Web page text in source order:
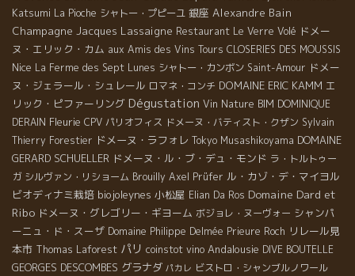
Katsumi La Pioche シャトー・プピーユ 銀座 Alexandre Bain
Champagne Jacques Lassaigne Restaurant Le Verre Volé ドメー
ヌ・エリック・カム aux Amis des Vins Tours CLOSERIES DES MOUSSIS
Nice La Ferme des Sept Lunes シャトー・カンボン Saint-Amour ドメー
ヌ・ジェラール・シュレール ロマネ・コンチ DOMAINE ERIC KAMM エ
リック・ピファーリング Dégustation Vin Nature BIM DOMINIQUE
DERAIN Fleurie CPV パリオフィス ドメーヌ・バティスト・クザン Sylvain
Thierry Forestier ドメーヌ・ラフォレ Tokyo Musashikoyama DOMAINE
GERARD SCHUELLER ドメーヌ・ル・ブ・デュ・モンド ラ・トルトゥー
ガ シルヴァン・リショーム Brouilly Axel Prüfer ル・カゾ・デ・マイヨル
ビオディナミ栽培 biojoleynes 小松屋 Elian Da Ros Domaine Dard et
Ribo ドメーヌ・グレゴリー・ギヨーム ボジョレ・ヌーヴォー シャンパ
ーニュ・ド・スーザ Domaine Philippe Delmée Prieure Roch リレール見
本市 Thomas Laforest パリ coinstot vino Andalousie DIVE BOUTELLE
GEORGES DESCOMBES グラナダ パカレ ビストロ・シャンブルノワール